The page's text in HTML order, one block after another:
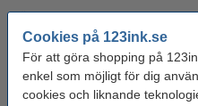
Cookies på 123ink.se
För att göra shopping på
enkel som möjligt för dig
cookies och liknande
Färg: gul
Vårt artikelnr: 999099